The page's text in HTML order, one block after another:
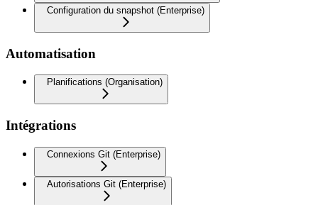
Configuration du snapshot (Enterprise)
Automatisation
Planifications (Organisation)
Intégrations
Connexions Git (Enterprise)
Autorisations Git (Enterprise)